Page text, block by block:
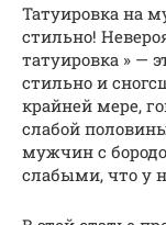
Татуировка на
стильно!
татуировка » —
стильно и
крайней мере,
слабой
мужчин с
слабыми, что у